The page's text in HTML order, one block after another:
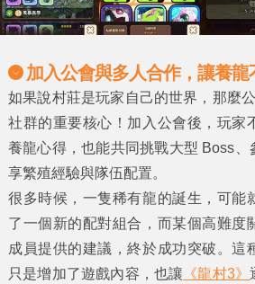
加入公會與多人合作，讓養
如果說村莊是玩家自己的世界，那麼
社群的重要核心！加入公會後，玩家
養龍心得，也能共同挑戰大型 Boss、
享繁殖經驗與隊伍配置。
很多時候，一隻稀有龍的誕生，可能
了一個新的配對組合，而某個高難度
成員提供的建議，終於成功突破。這
只是增加了遊戲內容，也讓 《龍村3》